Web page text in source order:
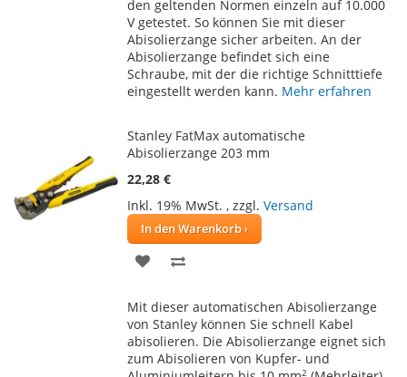
den geltenden Normen einzeln auf 10.000
V getestet. So können Sie mit dieser
Abisolierzange sicher arbeiten. An der
Abisolierzange befindet sich eine
Schraube, mit der die richtige Schnitttiefe
eingestellt werden kann. Mehr erfahren
Stanley FatMax automatische
Abisolierzange 203 mm
22,28 €
Inkl. 19% MwSt. , zzgl. Versand
In den Warenkorb
ZUR
HINZUFÜGEN
HINZUFÜGEN
Mit dieser automatischen Abisolierzange
von Stanley können Sie schnell Kabel
abisolieren. Die Abisolierzange eignet sich
zum Abisolieren von Kupfer- und
2